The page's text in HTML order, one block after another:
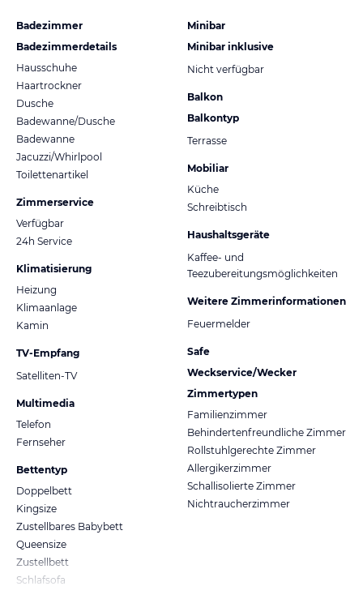
Badezimmer
Badezimmerdetails
Hausschuhe
Haartrockner
Dusche
Badewanne/Dusche
Badewanne
Jacuzzi/Whirlpool
Toilettenartikel
Zimmerservice
Verfügbar
24h Service
Klimatisierung
Heizung
Klimaanlage
Kamin
TV-Empfang
Satelliten-TV
Multimedia
Telefon
Fernseher
Bettentyp
Doppelbett
Kingsize
Zustellbares Babybett
Queensize
Zustellbett
Schlafsofa
Minibar
Minibar inklusive
Nicht verfügbar
Balkon
Balkontyp
Terrasse
Mobiliar
Küche
Schreibtisch
Haushaltsgeräte
Kaffee- und
Teezubereitungsmöglichkeiten
Weitere Zimmerinformationen
Feuermelder
Safe
Weckservice/Wecker
Zimmertypen
Familienzimmer
Behindertenfreundliche Zimmer
Rollstuhlgerechte Zimmer
Allergikerzimmer
Schallisolierte Zimmer
Nichtraucherzimmer